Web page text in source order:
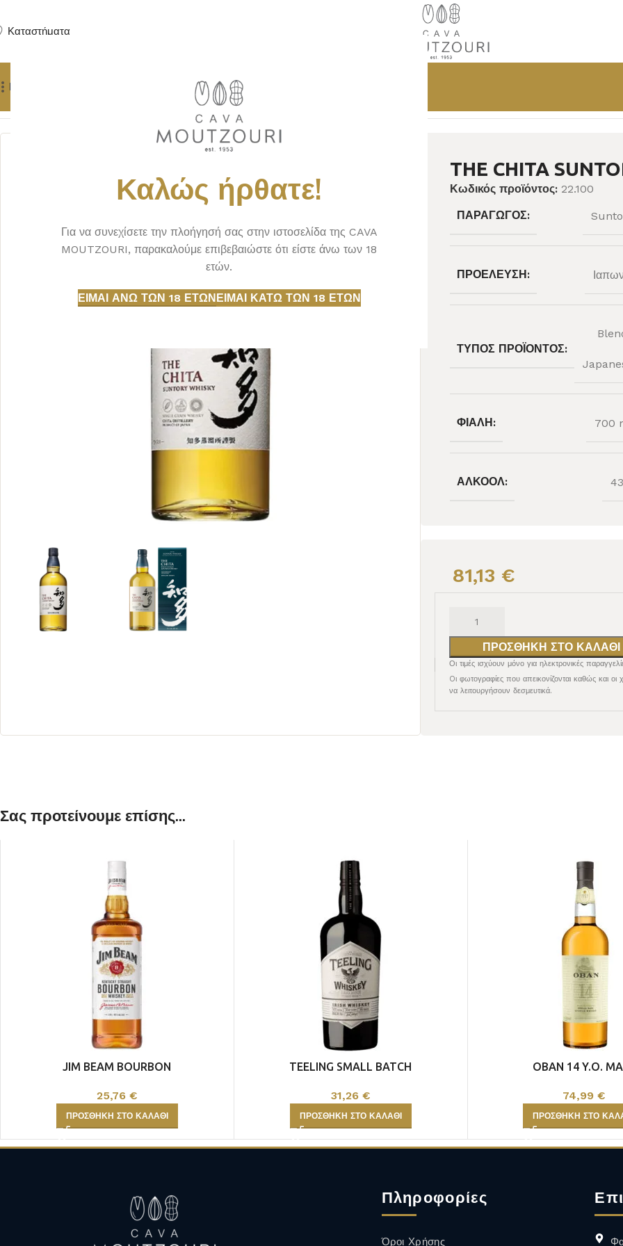
Καλώς ήρθατε!
Για να συνεχίσετε την πλοήγησή σας στην ιστοσελίδα της CAVA
MOUTZOURI, παρακαλούμε επιβεβαιώστε ότι είστε άνω των 18
ετών.
ΕΊΜΑΙ ΆΝΩ ΤΩΝ 18 ΕΤΏΝ ΕΊΜΑΙ ΚΆΤΩ ΤΩΝ 18 ΕΤΏΝ
Καταστήματα
Προϊόντα
ULTRA PREMIUM ΑΦΡΩΔΗ
ΟΙΝΟΣ
Περισσότερα
Yachting Services
THE CHITA SUNTORY
THE CHITA
Κωδικός προϊόντος: 22.100
ΠΑΡΑΓΩΓΌΣ:
ΠΡΟΈΛΕΥΣΗ:
ΤΎΠΟΣ ΠΡΟΪΌΝΤΟΣ:
ΦΙΆΛΗ: 700
ΑΛΚΟΌΛ:
81,13 €
ΠΡΟΣΘΉΚΗ ΣΤΟ ΚΑΛΆΘΙ
Οι τιμές ισχύουν μόνο για ηλεκτρονικές
Oι φωτογραφίες που απεικονίζονται καθώς και
να λειτουργήσουν δεσμευτικά.
Σας προτείνουμε επίσης...
JIM BEAM BOURBON
25,76 €
ΠΡΟΣΘΉΚΗ ΣΤΟ ΚΑΛΆΘΙ
TEELING SMALL BATCH
31,26 €
ΠΡΟΣΘΉΚΗ ΣΤΟ ΚΑΛΆΘΙ
OBAN 14 Y.O.
74,99 €
ΠΡΟΣΘΉΚΗ ΣΤΟ
Πληροφορίες
Όροι Χρήσης